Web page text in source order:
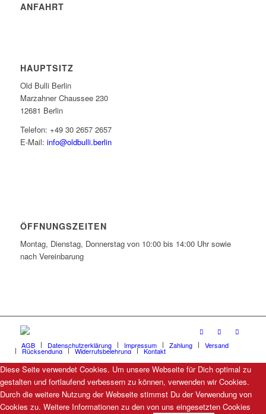
ANFAHRT
HAUPTSITZ
Old Bulli Berlin
Marzahner Chaussee 230
12681 Berlin
Telefon: +49 30 2657 2657
E-Mail: info@oldbulli.berlin
ÖFFNUNGSZEITEN
Montag, Dienstag, Donnerstag von 10:00 bis 14:00 Uhr sowie
nach Vereinbarung
AGB Datenschutzerklärung Impressum Zahlung Versand
Rücksendung Widerrufsbelehrung Kontakt
Diese Seite verwendet Cookies. Um unsere Webseite für Dich optimal zu
gestalten und fortlaufend verbessern zu können, verwenden wir Cookies.
Durch die weitere Nutzung der Webseite stimmst Du der Verwendung von
Cookies zu. Weitere Informationen zu den von uns eingesetzten Cookies